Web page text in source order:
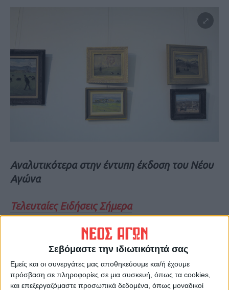
Σεβόμαστε την ιδιωτικότητά σας
Εμείς και οι συνεργάτες μας αποθηκεύουμε και/ή έχουμε
πρόσβαση σε πληροφορίες σε μια συσκευή, όπως τα cookies,
και επεξεργαζόμαστε προσωπικά δεδομένα, όπως μοναδικοί
Αναλυτικότερα στην έντυπη έκδοση του Νέου
Αγώνα
Τελευταίες Ειδήσεις Σήμερα
Ακολούθησε την εφημερίδα ΝΕΟΣ
ΑΓΩΝ στο Google News!
Όλες οι εξελίξεις στην περιοχή της
Καρδίτσας και ευρύτερα της Θεσσαλίας